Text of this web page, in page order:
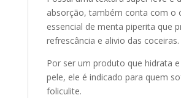
absorção, também conta com o
essencial de menta piperita que
refrescância e alivio das coceiras.
Por ser um produto que hidrata
pele, ele é indicado para quem
foliculite.